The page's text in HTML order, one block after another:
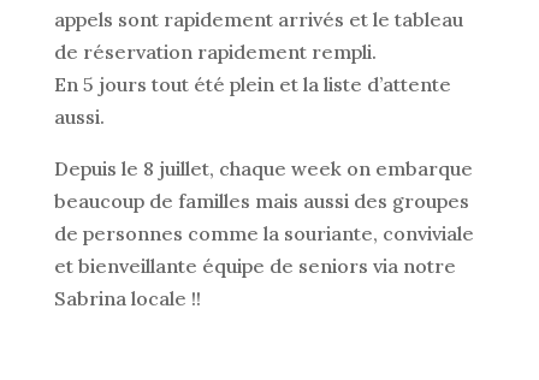
appels sont rapidement arrivés et le tableau
de réservation rapidement rempli.
En 5 jours tout été plein et la liste d’attente
aussi.
Depuis le 8 juillet, chaque week on embarque
beaucoup de familles mais aussi des groupes
de personnes comme la souriante, conviviale
et bienveillante équipe de seniors via notre
Sabrina locale !!